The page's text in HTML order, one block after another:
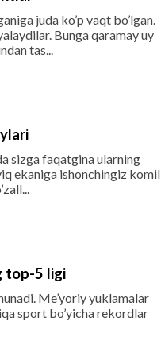
juda ko’p vaqt bo’lgan.
Bunga qaramay uy
tas...
sizga faqatgina ularning
ekaniga ishonchingiz komil
top-5 ligi
Me’yoriy yuklamalar
sport bo’yicha rekordlar